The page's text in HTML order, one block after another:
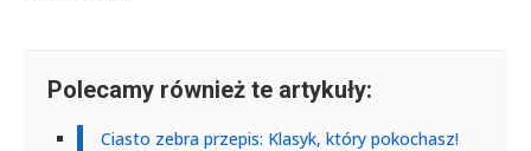
Polecamy również te artykuły:
Ciasto zebra przepis: Klasyk, który pokochasz!